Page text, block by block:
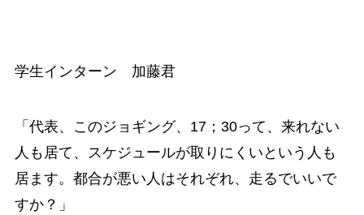
学生インターン 加藤君
「代表、このジョギング、17；30って、来れない
人も居て、スケジュールが取りにくいという人も
居ます。都合が悪い人はそれぞれ、走るでいいで
すか？」